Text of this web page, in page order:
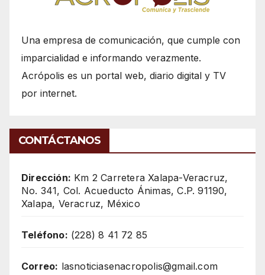
Una empresa de comunicación, que cumple con
imparcialidad e informando verazmente.
Acrópolis es un portal web, diario digital y TV
por internet.
CONTÁCTANOS
Dirección: Km 2 Carretera Xalapa-Veracruz,
No. 341, Col. Acueducto Ánimas, C.P. 91190,
Xalapa, Veracruz, México
Teléfono: (228) 8 41 72 85
Correo: lasnoticiasenacropolis@gmail.com